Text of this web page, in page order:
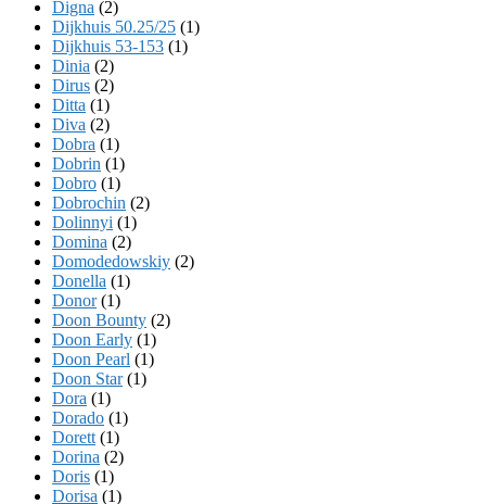
Digna (2)
Dijkhuis 50.25/25 (1)
Dijkhuis 53-153 (1)
Dinia (2)
Dirus (2)
Ditta (1)
Diva (2)
Dobra (1)
Dobrin (1)
Dobro (1)
Dobrochin (2)
Dolinnyi (1)
Domina (2)
Domodedowskiy (2)
Donella (1)
Donor(1)
Doon Bounty (2)
Doon Early (1)
Doon Pearl (1)
Doon Star(1)
Dora (1)
Dorado (1)
Dorett (1)
Dorina (2)
Doris (1)
Dorisa (1)